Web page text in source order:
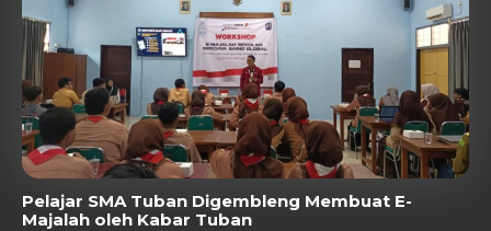
Pelajar SMA Tuban Digembleng Membuat E-
Majalah oleh Kabar Tuban